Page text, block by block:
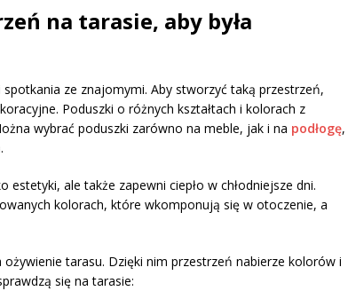
na tarasie, aby była
ze znajomymi. Aby stworzyć taką przestrzeń,
Poduszki o różnych kształtach i kolorach z
wybrać poduszki zarówno na meble, jak i na podłogę,
ale także zapewni ciepło w chłodniejsze dni.
kolorach, które wkomponują się w otoczenie, a
tarasu. Dzięki nim przestrzeń nabierze kolorów i
się na tarasie: